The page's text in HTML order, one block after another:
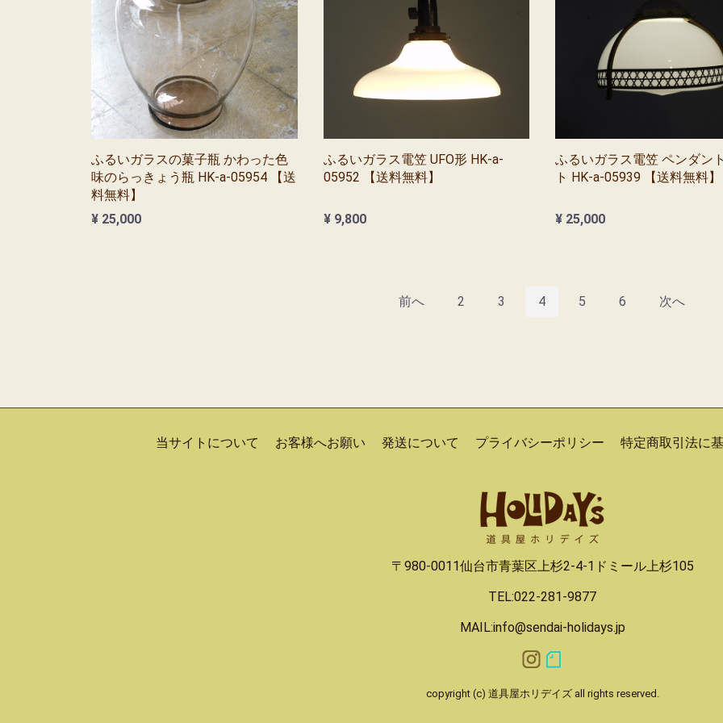
ふるいガラスの菓子瓶 かわった色
味のらっきょう瓶 HK-a-05954 【送
料無料】
¥ 25,000
ふるいガラス電笠 UFO形 HK-a-
05952 【送料無料】
¥ 9,800
ふるいガラス電笠 ペンダン
ト HK-a-05939 【送料無料】
¥ 25,000
前へ 2 3 4 5 6 次へ
当サイトについて お客様へお願い 発送について プライバシーポリシー 特定商取引法に
〒980-0011仙台市青葉区上杉2-4-1ドミール上杉105
TEL:022-281-9877
MAIL:info@sendai-holidays.jp
copyright (c) 道具屋ホリデイズ all rights reserved.